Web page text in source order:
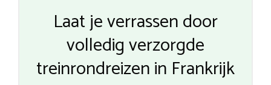
Laat je verrassen door
volledig verzorgde
treinrondreizen in Frankrijk